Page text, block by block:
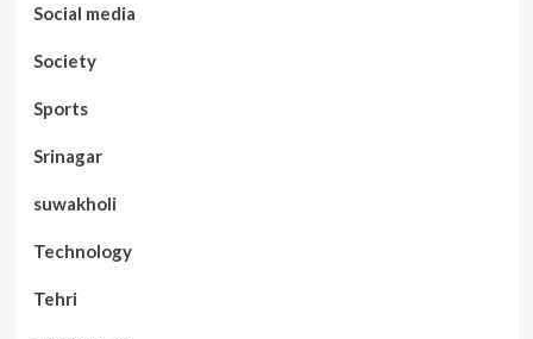
Social media
Society
Sports
Srinagar
suwakholi
Technology
Tehri